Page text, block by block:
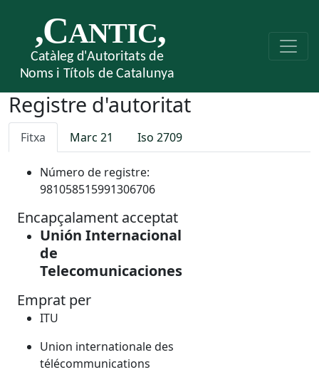
Registre d'autoritat
Fitxa Marc 21 Iso 2709
Número de registre:
981058515991306706
Encapçalament acceptat
Unión Internacional
de
Telecomunicaciones
Emprat per
ITU
Union internationale des
télécommunications